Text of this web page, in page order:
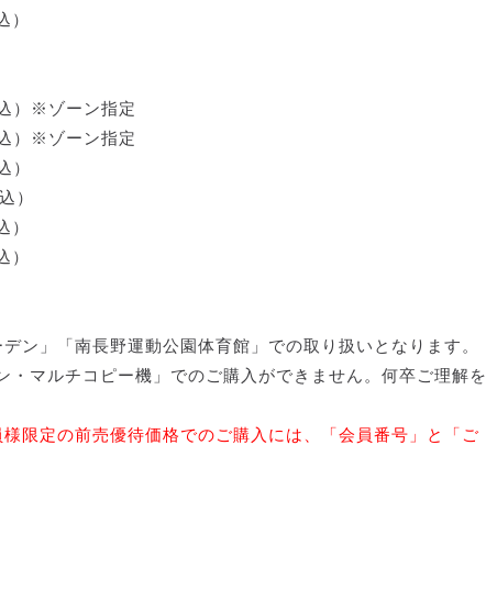
）※ゾーン指定
）※ゾーン指定
）
ン」「南長野運動公園体育館」での取り扱いとなります。
マルチコピー機」でのご購入ができません。何卒ご理解を
限定の前売優待価格でのご購入には、「会員番号」と「ご